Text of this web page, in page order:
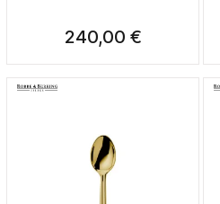
240,00 €